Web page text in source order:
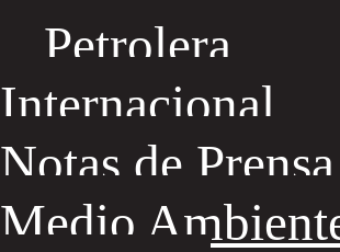
Petrolera
Internacional
Notas de
Medio